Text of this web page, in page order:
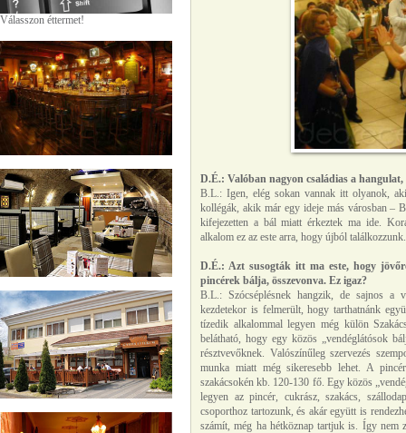
Válasszon éttermet!
D.É.: Valóban nagyon családias a
B.L.: Igen, elég sokan vannak itt olyanok,
kollégák, akik már egy ideje más városban –
kifejezetten a bál miatt érkeztek ma ide.
alkalom ez az este arra, hogy újból
D.É.: Azt susogták itt ma este, hogy
pincérek bálja, összevonva. Ez igaz?
B.L.: Szócséplésnek hangzik, de sajnos a
kezdetekor is felmerült, hogy tarthatnánk
tízedik alkalommal legyen még külön
belátható, hogy egy közös „vendéglátósok
résztvevőknek. Valószínűleg szervezés
munka miatt még sikeresebb lehet. A
szakácsokén kb. 120-130 fő. Egy közös
legyen az pincér, cukrász, szakács,
csoporthoz tartozunk, és akár együtt is
számít, még ha hétköznap tartjuk is. Így nem